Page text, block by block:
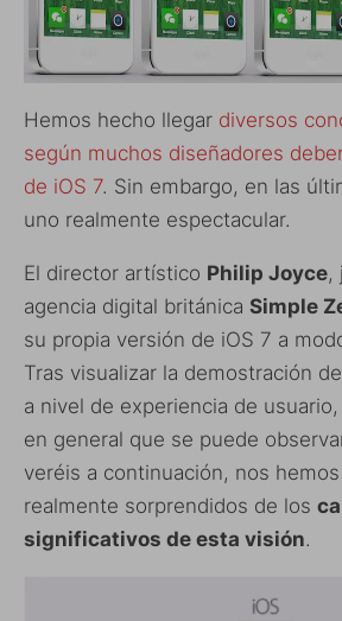
Hemos hecho llegar diversos
según muchos diseñadores
de iOS 7. Sin embargo, en las
uno realmente espectacular.
El director artístico Philip Joyce,
agencia digital británica Simple
su propia versión de iOS 7 a
Tras visualizar la demostración
a nivel de experiencia de
en general que se puede
veréis a continuación, nos
realmente sorprendidos de los
significativos de esta visión.